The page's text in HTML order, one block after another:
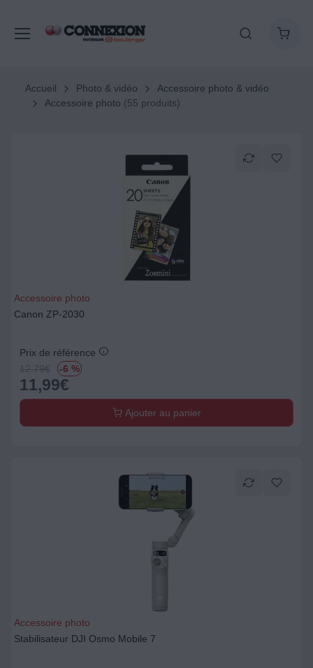
Accueil Photo & vidéo
Accessoire photo & vidéo
Accessoire photo (55 produits)
Accessoire photo
Canon ZP-2030
Prix de référence
12.79€ -6 %
11,99€
Ajouter au panier
Accessoire photo
Stabilisateur DJI Osmo Mobile 7